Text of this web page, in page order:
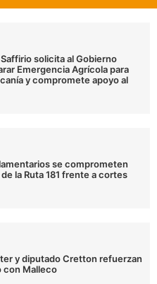
solicita al Gobierno
Emergencia Agrícola para
y compromete apoyo al
se comprometen
la Ruta 181 frente a cortes
y diputado Cretton refuerzan
con Malleco